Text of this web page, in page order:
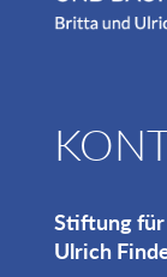
Stiftung
Ulrich